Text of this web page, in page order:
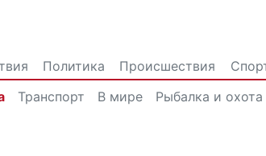
Политика Происшествия
Транспорт В мире Рыбалка и охота